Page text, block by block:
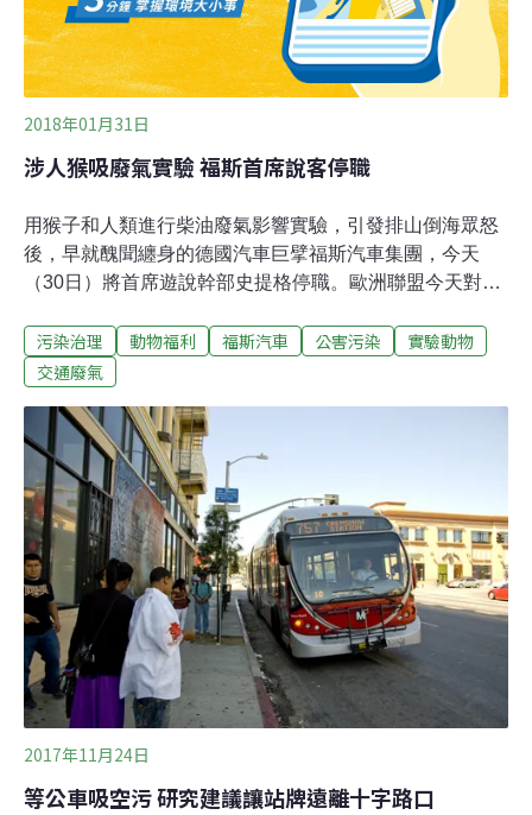
心」。由於目前約8萬台的一二三期大型柴油車，貢
2018年01月31日
涉人猴吸廢氣實驗 福斯首席說客停職
用猴子和人類進行柴油廢氣影響實驗，引發排山倒海眾怒
後，早就醜聞纏身的德國汽車巨擘福斯汽車集團，今天
（30日）將首席遊說幹部史提格停職。歐洲聯盟今天對福
表達「震驚」。歐盟指出，這項測試「不道德且無法接
受」，敦促德國展開調查其國內汽車製造商捲入的新醜
報導，當地也曾對人類和動物進行類似測試「多年」，以
研究柴油排廢的影響。報導指出，2006年有志願者吸入柴
油引擎排放的稀釋廢氣，最長達兩個小時。荷蘭國家公共
衛生研究院（Dutch National Institute for Public Health）
毒物學家凱瑟（Flemming Casse）指出，這跟每天在熱
鬧城鎮或靠近高速公路吸入的廢氣程度類似。
污染治理 動物福利 福斯汽車 公害污染
實驗動物
交通廢氣
2017年11月24日
等公車吸空污 研究建議讓站牌遠離十字路口